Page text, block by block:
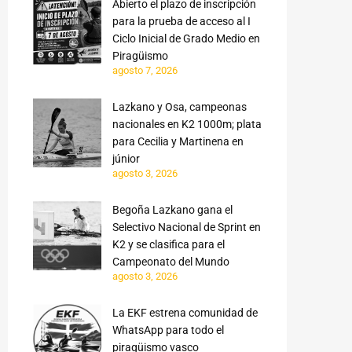
Abierto el plazo de inscripción
para la prueba de acceso al I
Ciclo Inicial de Grado Medio en
Piragüismo
agosto 7, 2026
Lazkano y Osa, campeonas
nacionales en K2 1000m; plata
para Cecilia y Martinena en
júnior
agosto 3, 2026
Begoña Lazkano gana el
Selectivo Nacional de Sprint en
K2 y se clasifica para el
Campeonato del Mundo
agosto 3, 2026
La EKF estrena comunidad de
WhatsApp para todo el
piragüismo vasco